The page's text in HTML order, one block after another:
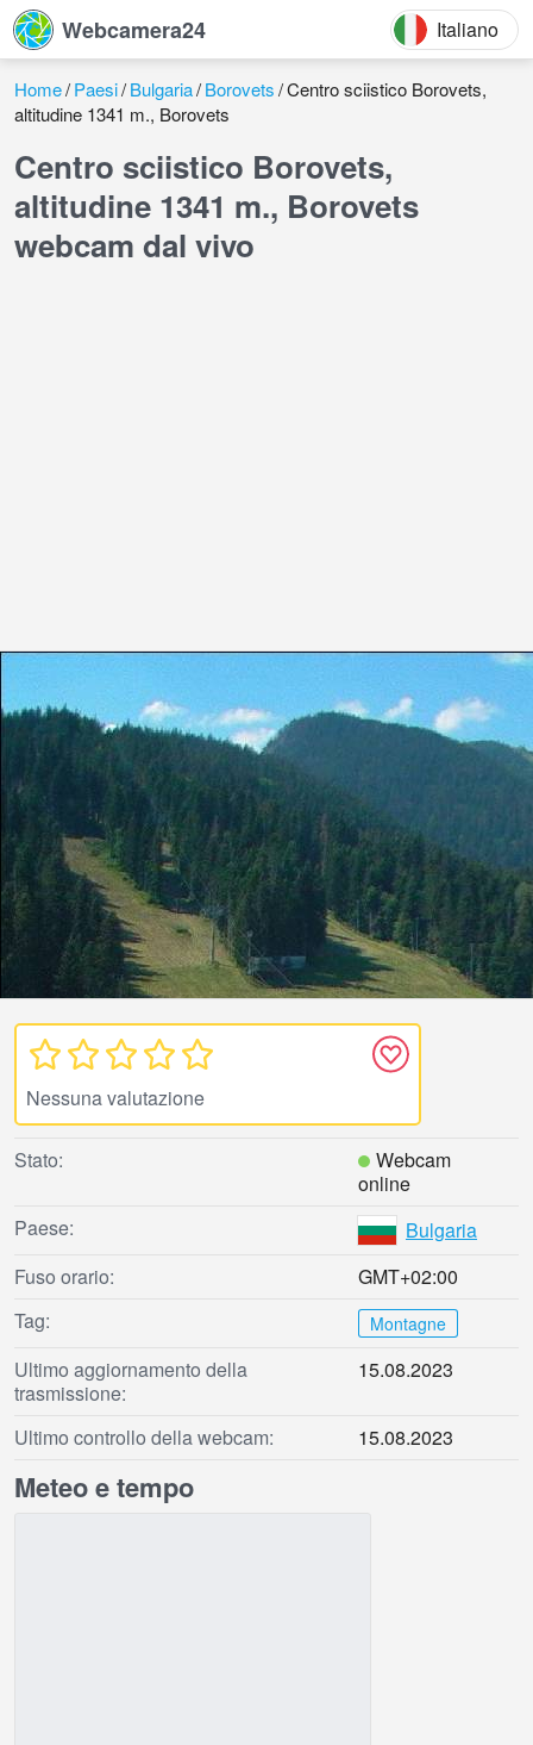
Webcamera24 Italiano
Home Paesi Bulgaria Borovets Centro sciistico Borovets,
altitudine 1341 m., Borovets
Centro sciistico Borovets,
altitudine 1341 m., Borovets
webcam dal vivo
Nessuna valutazione
Stato:
Webcam
online
Paese:
Bulgaria
Fuso orario:
GMT+02:00
Tag:
Montagne
Ultimo aggiornamento della
trasmissione:
15.08.2023
Ultimo controllo della webcam: 15.08.2023
Meteo e tempo